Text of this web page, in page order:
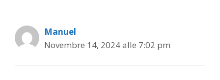
Manuel
Novembre 14, 2024 alle 7:02 pm